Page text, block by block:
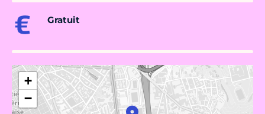
Gratuit
+
−